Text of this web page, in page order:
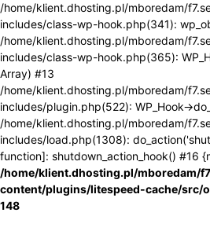
/home/klient.dhosting.pl/mboredam/
includes/class-wp-hook.php(341):
/home/klient.dhosting.pl/mboredam/
includes/class-wp-hook.php(365):
Array) #13
/home/klient.dhosting.pl/mboredam/
includes/plugin.php(522): WP_Hook-
/home/klient.dhosting.pl/mboredam/
includes/load.php(1308):
function]: shutdown_action_hook() #16
/home/klient.dhosting.pl/mboredam/
content/plugins/litespeed-cache/src/
148